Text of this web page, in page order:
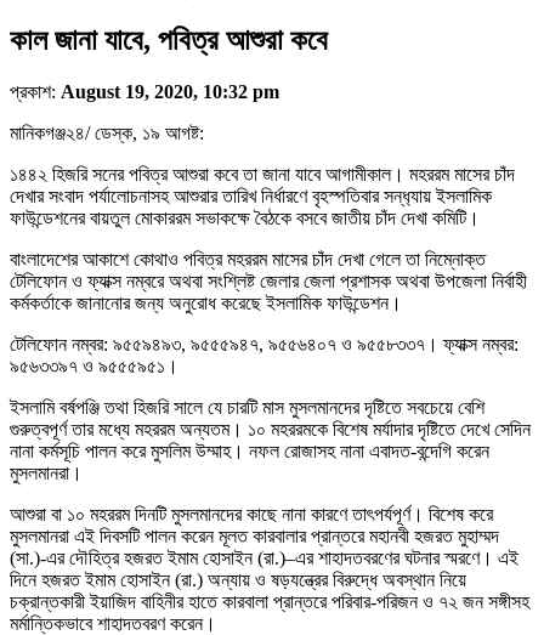
কাল জানা যাবে, পবিত্র আশুরা কবে
প্রকাশ: August 19, 2020, 10:32 pm
মানিকগঞ্জ২৪/ ডেস্ক, ১৯ আগষ্ট:
১৪৪২ হিজরি সনের পবিত্র আশুরা কবে তা জানা যাবে আগামীকাল। মহররম মাসের চাঁদ
দেখার সংবাদ পর্যালোচনাসহ আশুরার তারিখ নির্ধারণে বৃহস্পতিবার সন্ধ‌্যায় ইসলামিক
ফাউন্ডেশনের বায়তুল মোকাররম সভাকক্ষে বৈঠকে বসবে জাতীয় চাঁদ দেখা কমিটি।
বাংলাদেশের আকাশে কোথাও পবিত্র মহররম মাসের চাঁদ দেখা গেলে তা নিম্নোক্ত
টেলিফোন ও ফ্যাক্স নম্বরে অথবা সংশ্লিষ্ট জেলার জেলা প্রশাসক অথবা উপজেলা নির্বাহী
কর্মকর্তাকে জানানোর জন্য অনুরোধ করেছে ইসলামিক ফাউন্ডেশন।
টেলিফোন নম্বর: ৯৫৫৯৪৯৩, ৯৫৫৫৯৪৭, ৯৫৫৬৪০৭ ও ৯৫৫৮৩৩৭। ফ্যাক্স নম্বর:
৯৫৬৩৩৯৭ ও ৯৫৫৫৯৫১।
ইসলামি বর্ষপঞ্জি তথা হিজরি সালে যে চারটি মাস মুসলমানদের দৃষ্টিতে সবচেয়ে বেশি
গুরুত্বপূর্ণ তার মধ্যে মহররম অন্যতম। ১০ মহররমকে বিশেষ মর্যাদার দৃষ্টিতে দেখে সেদিন
নানা কর্মসূচি পালন করে মুসলিম উম্মাহ। নফল রোজাসহ নানা এবাদত-বন্দেগি করেন
মুসলমানরা।
আশুরা বা ১০ মহররম দিনটি মুসলমানদের কাছে নানা কারণে তাৎপর্যপূর্ণ। বিশেষ করে
মুসলমানরা এই দিবসটি পালন করেন মূলত কারবালার প্রান্তরে মহানবী হজরত মুহাম্মদ
(সা.)-এর দৌহিত্র হজরত ইমাম হোসাইন (রা.)–এর শাহাদতবরণের ঘটনার স্মরণে। এই
দিনে হজরত ইমাম হোসাইন (রা.) অন্যায় ও ষড়যন্ত্রের বিরুদ্ধে অবস্থান নিয়ে
চক্রান্তকারী ইয়াজিদ বাহিনীর হাতে কারবালা প্রান্তরে পরিবার-পরিজন ও ৭২ জন সঙ্গীসহ
মর্মান্তিকভাবে শাহাদতবরণ করেন।